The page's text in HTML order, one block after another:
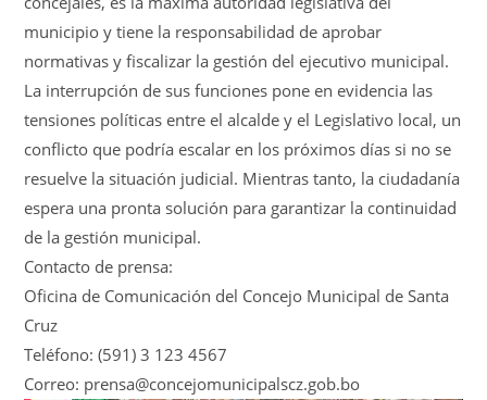
municipio y tiene la responsabilidad de aprobar
normativas y fiscalizar la gestión del ejecutivo municipal.
La interrupción de sus funciones pone en evidencia las
tensiones políticas entre el alcalde y el Legislativo local, un
conflicto que podría escalar en los próximos días si no se
resuelve la situación judicial. Mientras tanto, la ciudadanía
espera una pronta solución para garantizar la continuidad
de la gestión municipal.
Contacto de prensa:
Oficina de Comunicación del Concejo Municipal de Santa
Cruz
Teléfono: (591) 3 123 4567
Correo: prensa@concejomunicipalscz.gob.bo